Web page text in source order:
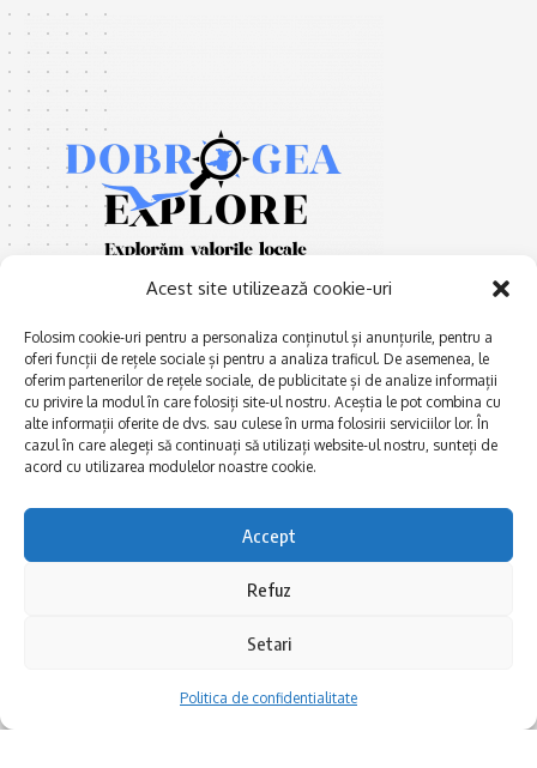
Acest site utilizează cookie-uri
Folosim cookie-uri pentru a personaliza conținutul și anunțurile, pentru a
oferi funcții de rețele sociale și pentru a analiza traficul. De asemenea, le
oferim partenerilor de rețele sociale, de publicitate și de analize informații
cu privire la modul în care folosiți site-ul nostru. Aceștia le pot combina cu
alte informații oferite de dvs. sau culese în urma folosirii serviciilor lor. În
cazul în care alegeți să continuați să utilizați website-ul nostru, sunteți de
acord cu utilizarea modulelor noastre cookie.
Accept
Refuz
Setari
Politica de confidentialitate
E xplorăm Dobrogea,
Explorăm valorile locale:
Deltă, Litoral, cele mai mari
lacuri, cele mai vechi orașe,
multe etnii, CELE MAI
Afaceri și meșteșuguri
Actualitate
La Drum cu Ada